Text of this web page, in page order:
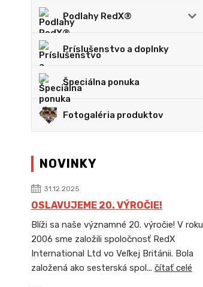
Podlahy RedX®
Príslušenstvo a doplnky
Špeciálna ponuka
Fotogaléria produktov
NOVINKY
31.12.2025
OSLAVUJEME 20. VÝROČIE!
Blíži sa naše významné 20. výročie! V roku
2006 sme založili spoločnosť RedX
International Ltd vo Veľkej Británii. Bola
založená ako sesterská spol... čítať celé